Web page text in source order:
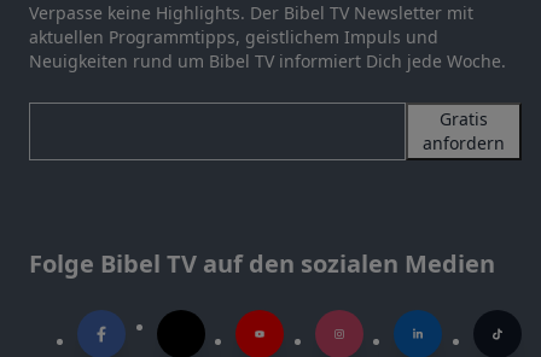
Verpasse keine Highlights. Der Bibel TV Newsletter mit
aktuellen Programmtipps, geistlichem Impuls und
Neuigkeiten rund um Bibel TV informiert Dich jede Woche.
Gratis
anfordern
Folge Bibel TV auf den sozialen Medien